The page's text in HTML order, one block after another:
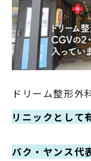
ドリーム整形外
リニックとして
パク・ヤンス代